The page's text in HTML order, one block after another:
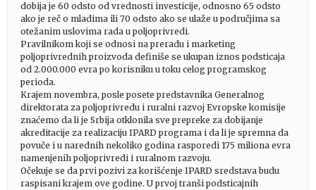
dobija je 60 odsto od vrednosti investicije, odnosno 65 odsto
ako je reč o mladima ili 70 odsto ako se ulaže u područjima sa
otežanim uslovima rada u poljoprivredi.
Pravilnikom koji se odnosi na preradu i marketing
poljoprivrednih proizvoda definiše se ukupan iznos podsticaja
od 2.000.000 evra po korisniku u toku celog programskog
perioda.
Krajem novembra, posle posete predstavnika Generalnog
direktorata za poljoprivredu i ruralni razvoj Evropske komisije
znaćemo da li je Srbija otklonila sve prepreke za dobijanje
akreditacije za realizaciju IPARD programa i da li je spremna da
povuče i u narednih nekoliko godina rasporedi 175 miliona evra
namenjenih poljoprivredi i ruralnom razvoju.
Očekuje se da prvi pozivi za korišćenje IPARD sredstava budu
raspisani krajem ove godine. U prvoj tranši podsticajnih